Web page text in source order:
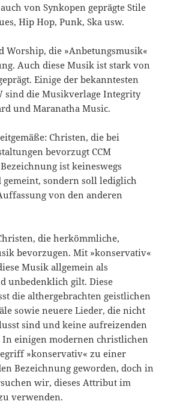
von Synkopen geprägte Stile
Hip Hop, Punk, Ska usw.
Worship, die »Anbetungsmusik«
Auch diese Musik ist stark von
Einige der bekanntesten
sind die Musikverlage Integrity
und Maranatha Music.
Christen, die bei
bevorzugt CCM
ist keines­wegs
sondern soll lediglich
von den anderen
die herkömmliche,
bevorzugen. Mit »konservativ«
Musik allgemein als
unbedenklich gilt. Diese
die althergebrachten geistlichen
so­wie neuere Lieder, die nicht
sind und keine aufreizenden
In einigen modernen christlichen
»konservativ« zu einer
Bezeichnung geworden, doch in
wir, die­ses Attribut im
verwenden.